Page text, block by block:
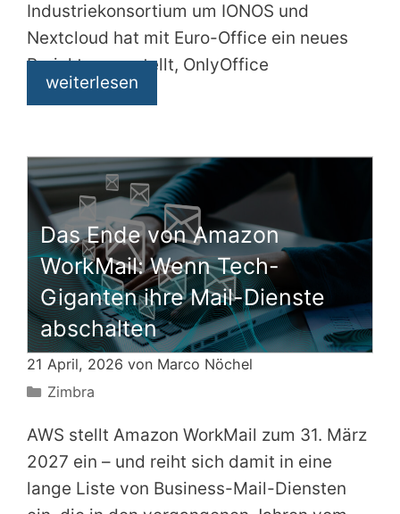
Industriekonsortium um IONOS und
Nextcloud hat mit Euro-Office ein neues
Projekt vorgestellt, OnlyOffice
weiterlesen
Das Ende von Amazon
WorkMail: Wenn Tech-
Giganten ihre Mail-Dienste
abschalten
21 April, 2026 von Marco Nöchel
Kategorien
Zimbra
AWS stellt Amazon WorkMail zum 31. März
2027 ein – und reiht sich damit in eine
lange Liste von Business-Mail-Diensten